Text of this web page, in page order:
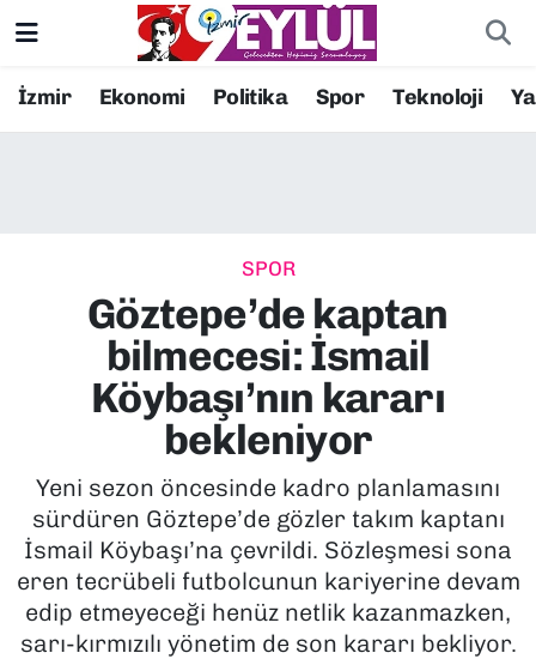
İzmir Ekonomi Politika Spor Teknoloji
SPOR
Göztepe’de kaptan
bilmecesi: İsmail
Köybaşı’nın kararı
bekleniyor
Yeni sezon öncesinde kadro planlamasını
sürdüren Göztepe’de gözler takım kaptanı
İsmail Köybaşı’na çevrildi. Sözleşmesi sona
eren tecrübeli futbolcunun kariyerine devam
edip etmeyeceği henüz netlik kazanmazken,
sarı-kırmızılı yönetim de son kararı bekliyor.
Resmi İlanlar
EKONOMİ
KÜLTÜR SANAT
MAGAZİN
POLİTİKA
SAĞLIK
SPOR
Konak Nöbetçi Eczaneler
Süper Lig Puan Durumu ve Fikstür
Tüm Manşetler
Son Dakika Haberleri
Haber Arşivi